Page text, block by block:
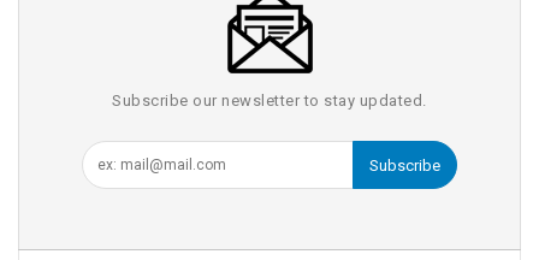
Subscribe our newsletter to stay updated.
Subscribe